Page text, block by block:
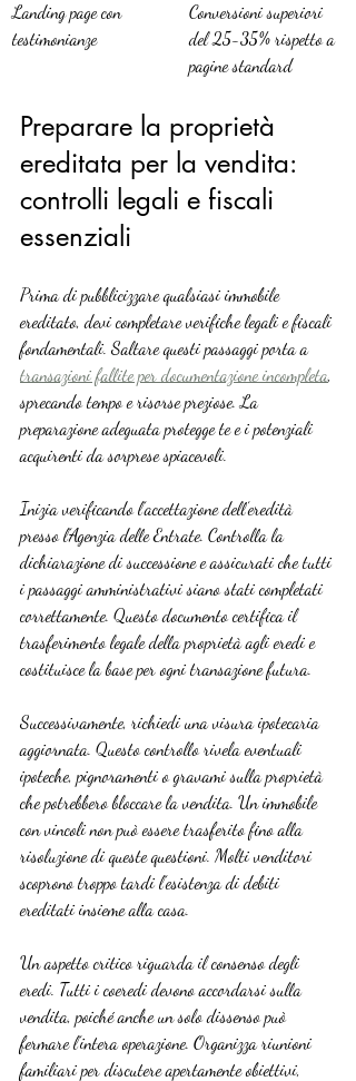
Landing page con
testimonianze
Conversioni superiori
del 25-35% rispetto a
pagine standard
Preparare la proprietà
ereditata per la vendita:
controlli legali e fiscali
essenziali
Prima di pubblicizzare qualsiasi immobile
ereditato, devi completare verifiche legali e fiscali
fondamentali. Saltare questi passaggi porta a
transazioni fallite per documentazione incompleta,
sprecando tempo e risorse preziose. La
preparazione adeguata protegge te e i potenziali
acquirenti da sorprese spiacevoli.
Inizia verificando l’accettazione dell’eredità
presso l’Agenzia delle Entrate. Controlla la
dichiarazione di successione e assicurati che tutti
i passaggi amministrativi siano stati completati
correttamente. Questo documento certifica il
trasferimento legale della proprietà agli eredi e
costituisce la base per ogni transazione futura.
Successivamente, richiedi una visura ipotecaria
aggiornata. Questo controllo rivela eventuali
ipoteche, pignoramenti o gravami sulla proprietà
che potrebbero bloccare la vendita. Un immobile
con vincoli non può essere trasferito fino alla
risoluzione di queste questioni. Molti venditori
scoprono troppo tardi l’esistenza di debiti
ereditati insieme alla casa.
Un aspetto critico riguarda il consenso degli
eredi. Tutti i coeredi devono accordarsi sulla
vendita, poiché anche un solo dissenso può
fermare l’intera operazione. Organizza riunioni
familiari per discutere apertamente obiettivi,